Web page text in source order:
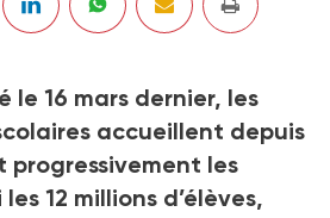
le 16 mars dernier, les
accueillent depuis
progressivement les
12 millions d’élèves,